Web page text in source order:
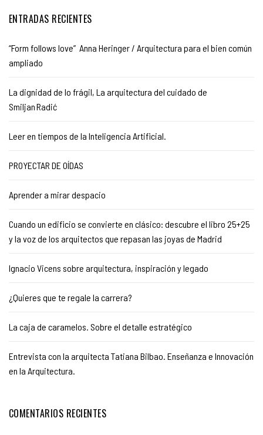
ENTRADAS RECIENTES
“Form follows love” Anna Heringer / Arquitectura para el bien común
ampliado
La dignidad de lo frágil, La arquitectura del cuidado de
Smiljan Radić
Leer en tiempos de la Inteligencia Artificial.
PROYECTAR DE OÍDAS
Aprender a mirar despacio
Cuando un edificio se convierte en clásico: descubre el libro 25+25
y la voz de los arquitectos que repasan las joyas de Madrid
Ignacio Vicens sobre arquitectura, inspiración y legado
¿Quieres que te regale la carrera?
La caja de caramelos. Sobre el detalle estratégico
Entrevista con la arquitecta Tatiana Bilbao. Enseñanza e Innovación
en la Arquitectura.
COMENTARIOS RECIENTES